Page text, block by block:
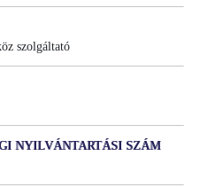
szolgáltató
NYILVÁNTARTÁSI SZÁM